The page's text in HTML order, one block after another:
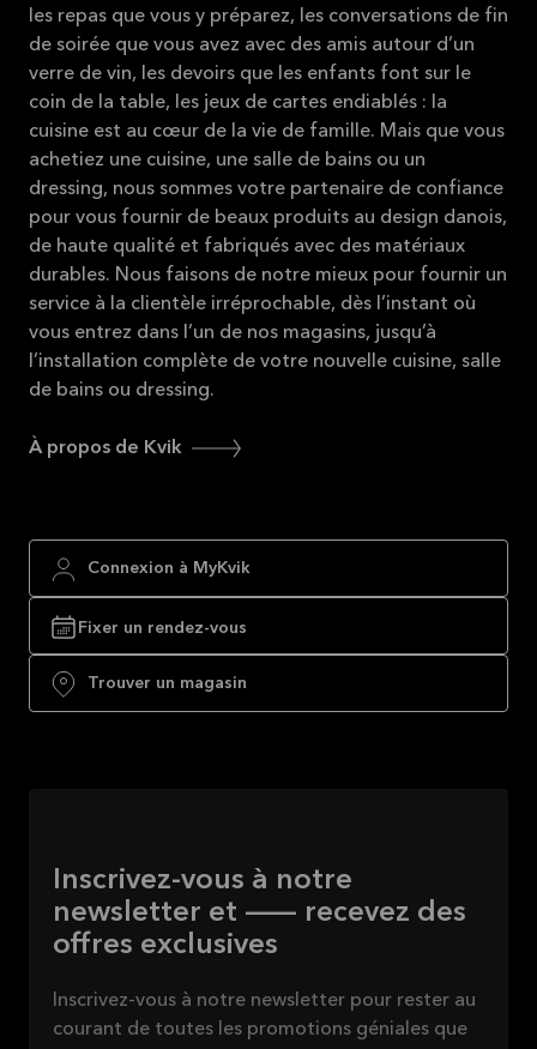
les repas que vous y préparez, les conversations de fin
de soirée que vous avez avec des amis autour d’un
verre de vin, les devoirs que les enfants font sur le
coin de la table, les jeux de cartes endiablés : la
cuisine est au cœur de la vie de famille. Mais que vous
achetiez une cuisine, une salle de bains ou un
dressing, nous sommes votre partenaire de confiance
pour vous fournir de beaux produits au design danois,
de haute qualité et fabriqués avec des matériaux
durables. Nous faisons de notre mieux pour fournir un
service à la clientèle irréprochable, dès l’instant où
vous entrez dans l’un de nos magasins, jusqu’à
l’installation complète de votre nouvelle cuisine, salle
de bains ou dressing.
À propos de Kvik
Connexion à MyKvik
Fixer un rendez-vous
Trouver un magasin
Inscrivez-vous à notre
newsletter et — recevez des
offres exclusives
Inscrivez-vous à notre newsletter pour rester au
courant de toutes les promotions géniales que